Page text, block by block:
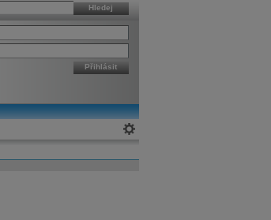
Hledej
Přihlásit